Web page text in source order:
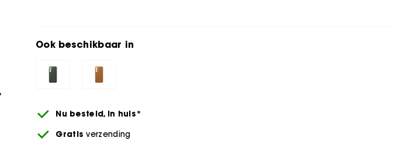
Ook beschikbaar in
Nu besteld, in huis*
Gratis verzending